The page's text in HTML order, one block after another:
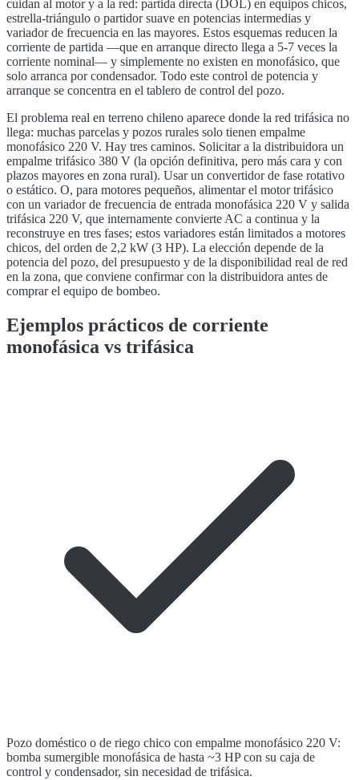
cuidan al motor y a la red: partida directa (DOL) en equipos chicos,
estrella-triángulo o partidor suave en potencias intermedias y
variador de frecuencia en las mayores. Estos esquemas reducen la
corriente de partida —que en arranque directo llega a 5-7 veces la
corriente nominal— y simplemente no existen en monofásico, que
solo arranca por condensador. Todo este control de potencia y
arranque se concentra en el tablero de control del pozo.
El problema real en terreno chileno aparece donde la red trifásica no
llega: muchas parcelas y pozos rurales solo tienen empalme
monofásico 220 V. Hay tres caminos. Solicitar a la distribuidora un
empalme trifásico 380 V (la opción definitiva, pero más cara y con
plazos mayores en zona rural). Usar un convertidor de fase rotativo
o estático. O, para motores pequeños, alimentar el motor trifásico
con un variador de frecuencia de entrada monofásica 220 V y salida
trifásica 220 V, que internamente convierte AC a continua y la
reconstruye en tres fases; estos variadores están limitados a motores
chicos, del orden de 2,2 kW (3 HP). La elección depende de la
potencia del pozo, del presupuesto y de la disponibilidad real de red
en la zona, que conviene confirmar con la distribuidora antes de
comprar el equipo de bombeo.
Ejemplos prácticos de corriente
monofásica vs trifásica
Pozo doméstico o de riego chico con empalme monofásico 220 V:
bomba sumergible monofásica de hasta ~3 HP con su caja de
control y condensador, sin necesidad de trifásica.